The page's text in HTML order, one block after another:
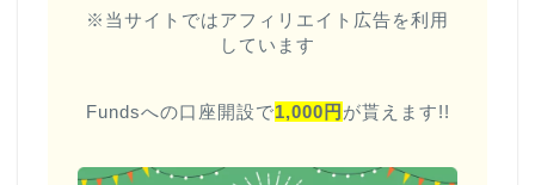
※当サイトではアフィリエイト広告を利用
しています
Fundsへの口座開設で1,000円 が貰えます!!